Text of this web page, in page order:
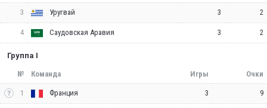
3 Уругвай 3 2
4 Саудовская Аравия 3 2
Группа I
№ Команда Игры Очки
1 Франция 3 9